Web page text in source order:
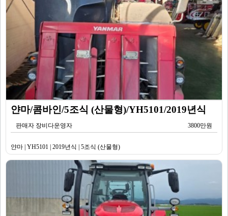
얀마/콤바인/5조식 (산물형)/YH5101/2019년식
판매자 장비다운영자 3800만원
얀마 | YH5101 | 2019년식 | 5조식 (산물형)